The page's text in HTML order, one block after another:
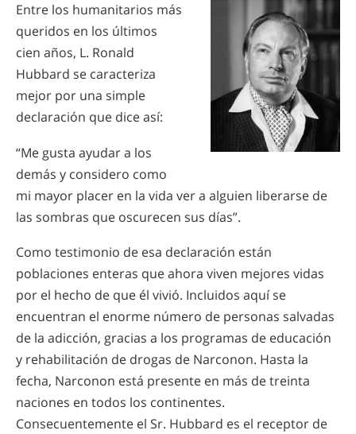
Entre los humanitarios más
queridos en los últimos
cien años, L. Ronald
Hubbard se caracteriza
mejor por una simple
declaración que dice así:
“Me gusta ayudar a los
demás y considero como
mi mayor placer en la vida ver a alguien liberarse de
las sombras que oscurecen sus días”.
Como testimonio de esa declaración están
poblaciones enteras que ahora viven mejores vidas
por el hecho de que él vivió. Incluidos aquí se
encuentran el enorme número de personas salvadas
de la adicción, gracias a los programas de educación
y rehabilitación de drogas de Narconon. Hasta la
fecha, Narconon está presente en más de treinta
naciones en todos los continentes.
Consecuentemente el Sr. Hubbard es el receptor de